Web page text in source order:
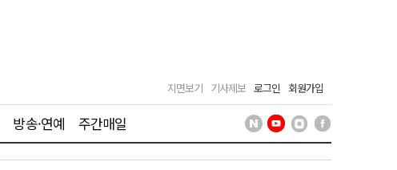
지면보기 기사제보 로그인 회원가입
방송·연예 주간매일